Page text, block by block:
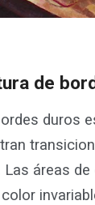
de
duros
Las áreas